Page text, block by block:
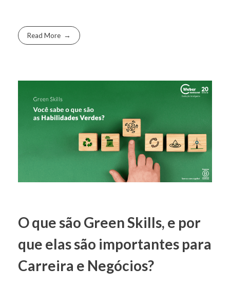
Read More
O que são Green Skills, e por
que elas são importantes para
Carreira e Negócios?